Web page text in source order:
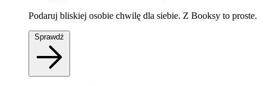
Podaruj bliskiej osobie chwilę dla siebie. Z Booksy to proste.